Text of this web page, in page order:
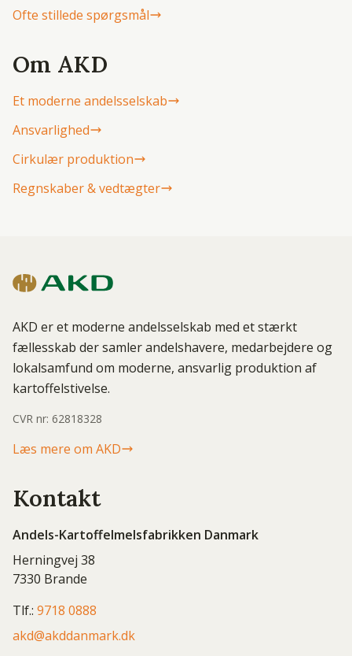
Ofte stillede spørgsmål
Om AKD
Et moderne andelsselskab
Ansvarlighed
Cirkulær produktion
Regnskaber & vedtægter
AKD er et moderne andelsselskab med et stærkt
fællesskab der samler andelshavere, medarbejdere og
lokalsamfund om moderne, ansvarlig produktion af
kartoffelstivelse.
CVR nr: 62818328
Læs mere om AKD
Kontakt
Andels-Kartoffelmelsfabrikken Danmark
Herningvej 38
7330 Brande
Tlf.: 9718 0888
akd@akddanmark.dk